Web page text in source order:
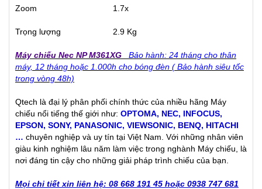
Zoom 1.7x
Trọng lượng 2.9 Kg
Máy chiếu Nec NP M361XG Bảo hành: 24 tháng cho thân
máy, 12 tháng hoặc 1.000h cho bóng đèn ( Bảo hành siêu tốc
trong vòng 48h)
Qtech là đại lý phân phối chính thức của nhiều hãng Máy
chiếu nổi tiếng thế giới như: OPTOMA, NEC, INFOCUS,
EPSON, SONY, PANASONIC, VIEWSONIC, BENQ, HITACHI
… chuyên nghiệp và uy tín tại Việt Nam. Với những nhân viên
giàu kinh nghiệm lâu năm làm việc trong nghành Máy chiếu, là
nơi đáng tin cậy cho những giải pháp trình chiếu của bạn.
Mọi chi tiết xin liên hệ: 08 668 191 45 hoặc 0938 747 681